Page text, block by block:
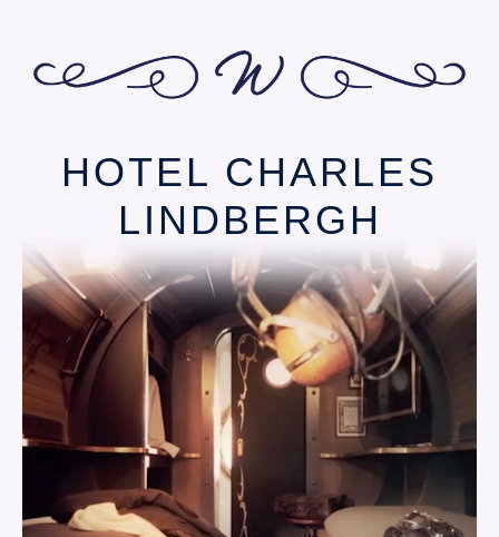
HOTEL CHARLES
LINDBERGH